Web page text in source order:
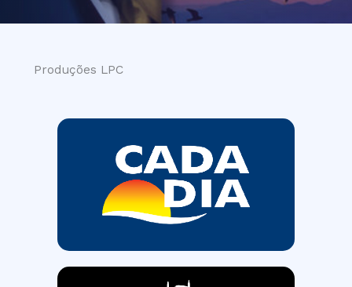
Produções LPC